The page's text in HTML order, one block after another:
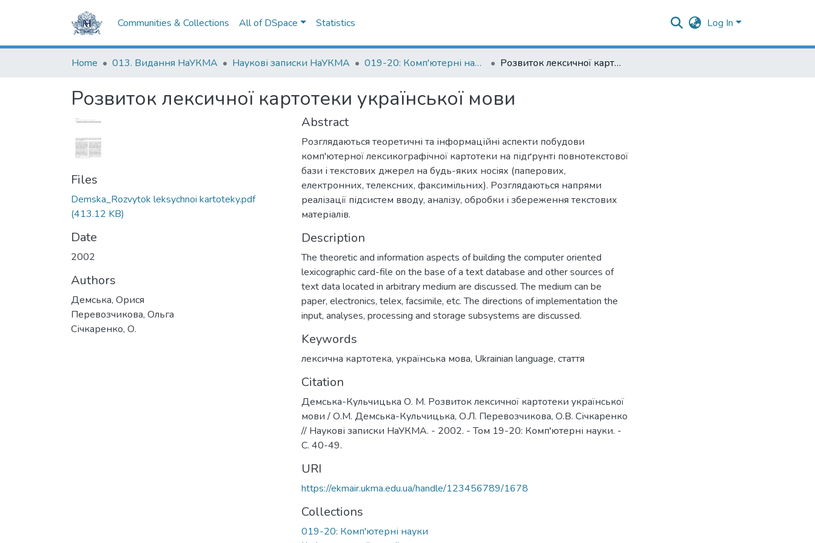
Communities & Collections All of DSpace Statistics Log In
Home 013. Видання НаУКМА Наукові записки НаУКМА 019-20: Комп'ютерні науки Розвиток лексичної картотеки української мови
Розвиток лексичної картотеки української мови
Files
Demska_Rozvytok leksychnoi kartoteky.pdf
(413.12 KB)
Date
2002
Authors
Демська, Орися
Перевозчикова, Ольга
Січкаренко, О.
Abstract
Розглядаються теоретичні та інформаційні аспекти побудови
комп'ютерної лексикографічної картотеки на підґрунті повнотекстової
бази і текстових джерел на будь-яких носіях (паперових,
електронних, телексних, факсимільних). Розглядаються напрями
реалізації підсистем вводу, аналізу, обробки і збереження текстових
матеріалів.
Description
The theoretic and information aspects of building the computer oriented
lexicographic card-file on the base of a text database and other sources of
text data located in arbitrary medium are discussed. The medium can be
paper, electronics, telex, facsimile, etc. The directions of implementation the
input, analyses, processing and storage subsystems are discussed.
Keywords
лексична картотека, українська мова, Ukrainian language, стаття
Citation
Демська-Кульчицька О. М. Розвиток лексичної картотеки української
мови / О.М. Демська-Кульчицька, О.Л. Перевозчикова, О.В. Січкаренко
// Наукові записки НаУКМА. - 2002. - Том 19-20: Комп'ютерні науки. -
C. 40-49.
URI
https://ekmair.ukma.edu.ua/handle/123456789/1678
Collections
019-20: Комп'ютерні науки